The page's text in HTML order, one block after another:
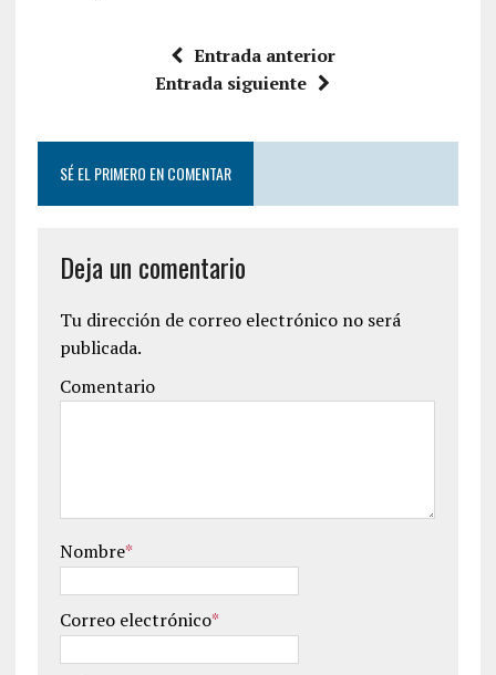
Entrada anterior
Entrada siguiente
SÉ EL PRIMERO EN COMENTAR
Deja un comentario
Tu dirección de correo electrónico no será
publicada.
Comentario
Nombre*
Correo electrónico*